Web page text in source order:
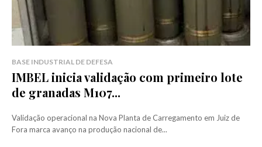
BASE INDUSTRIAL DE DEFESA
IMBEL inicia validação com primeiro lote
de granadas M107...
Validação operacional na Nova Planta de Carregamento em Juiz de
Fora marca avanço na produção nacional de...